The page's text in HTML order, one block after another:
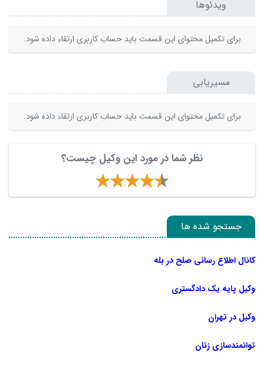
ویدئوها
برای تکمیل محتوای این قسمت باید حساب کاربری ارتقاء داده شود.
مسیریابی
برای تکمیل محتوای این قسمت باید حساب کاربری ارتقاء داده شود.
نظر شما در مورد این وکیل چیست؟
جستجو شده ها
کانال اطلاع رسانی صلح در بله
وکیل پایه یک دادگستری
وکیل در تهران
توانمندسازی زنان